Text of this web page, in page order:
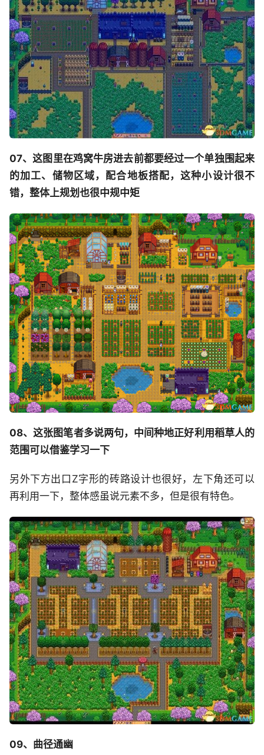
07、这图里在鸡窝牛房进去前都要经过一个单独围起来
的加工、储物区域，配合地板搭配，这种小设计很不
错，整体上规划也很中规中矩
08、这张图笔者多说两句，中间种地正好利用稻草人的
范围可以借鉴学习一下
另外下方出口Z字形的砖路设计也很好，左下角还可以
再利用一下，整体感虽说元素不多，但是很有特色。
09、曲径通幽